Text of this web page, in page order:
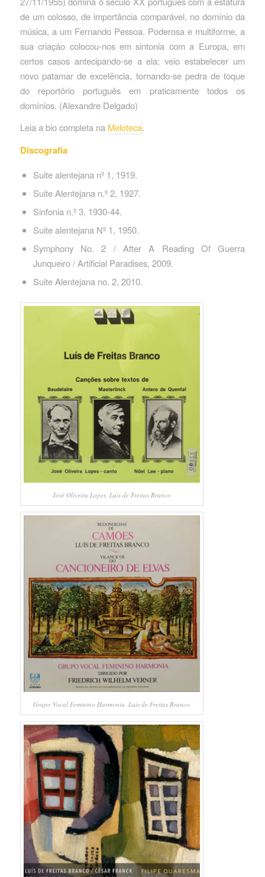
de um colosso, de importância comparável, no domínio da
música, a um Fernando Pessoa. Poderosa e multiforme, a
sua criação colocou-nos em sintonia com a Europa, em
certos casos antecipando-se a ela; veio estabelecer um
novo patamar de excelência, tornando-se pedra de toque
do reportório português em praticamente todos os
domínios. (Alexandre Delgado)
Leia a bio completa na Meloteca.
Discografia
Suite alentejana nº 1, 1919.
Suite Alentejana n.º 2, 1927.
Sinfonia n.º 3, 1930-44.
Suite alentejana Nº 1, 1950.
Symphony No. 2 / After A Reading Of Guerra
Junqueiro / Artificial Paradises, 2009.
Suite Alentejana no. 2, 2010.
José Oliveira Lopes, Luís de Freitas Branco
Grupo Vocal Feminino Harmonia, Luís de Freitas Branco